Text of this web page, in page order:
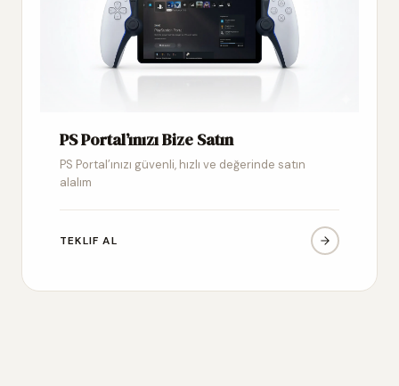
PS Portal’ınızı Bize Satın
PS Portal’ınızı güvenli, hızlı ve değerinde satın
alalım
TEKLIF AL